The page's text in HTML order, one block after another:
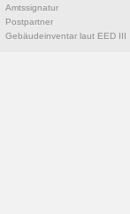
Amtssignatur
Postpartner
Gebäudeinventar laut EED III